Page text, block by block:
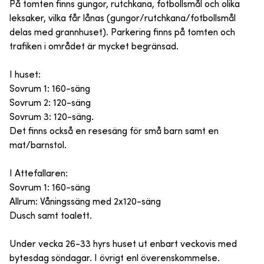
På tomten finns gungor, rutchkana, fotbollsmål och olika
leksaker, vilka får lånas (gungor/rutchkana/fotbollsmål
delas med grannhuset). Parkering finns på tomten och
trafiken i området är mycket begränsad.
I huset:
Sovrum 1: 160-säng
Sovrum 2: 120-säng
Sovrum 3: 120-säng.
Det finns också en resesäng för små barn samt en
mat/barnstol.
I Attefallaren:
Sovrum 1: 160-säng
Allrum: Våningssäng med 2x120-säng
Dusch samt toalett.
Under vecka 26-33 hyrs huset ut enbart veckovis med
bytesdag söndagar. I övrigt enl överenskommelse.